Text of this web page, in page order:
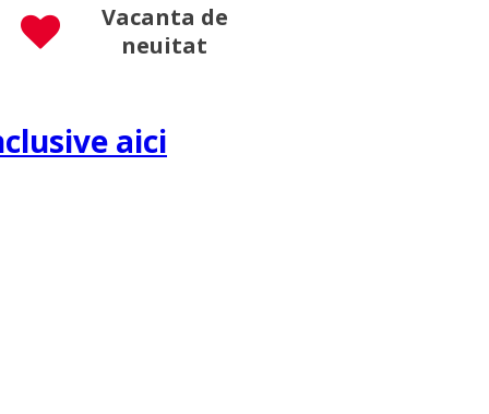
Vacanta de
neuitat
aici